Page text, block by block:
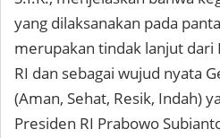
yang dilaksanakan pada
merupakan tindak lanjut dari
RI dan sebagai wujud nyata
(Aman, Sehat, Resik, Indah)
Presiden RI Prabowo